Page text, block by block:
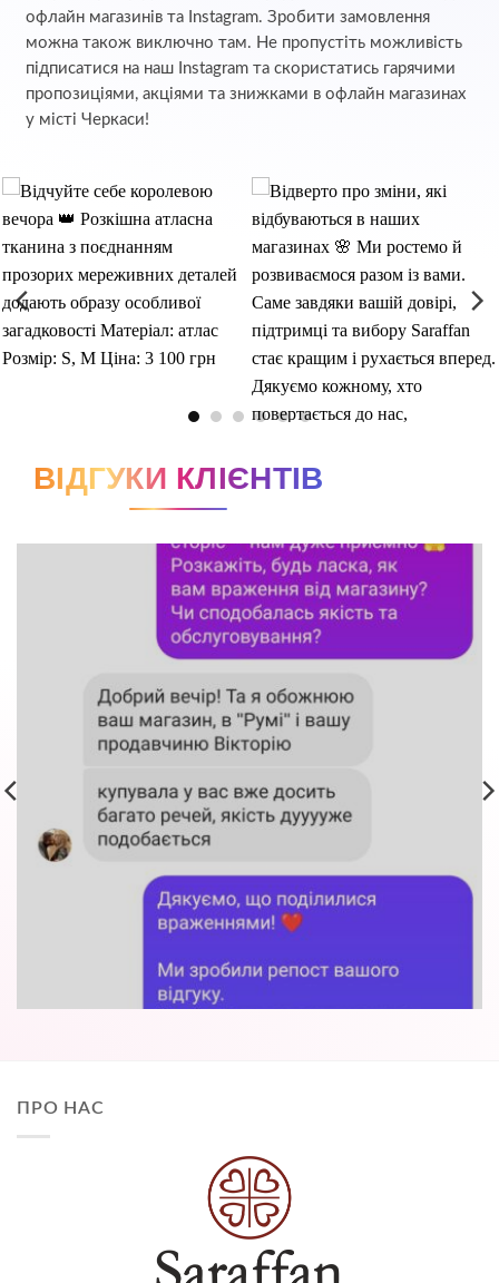
офлайн магазинів та Instagram. Зробити замовлення
можна також виключно там. Не пропустіть можливість
підписатися на наш Instagram та скористатись гарячими
пропозиціями, акціями та знижками в офлайн магазинах
у місті Черкаси!
ВІДГУКИ КЛІЄНТІВ
ПРО НАС